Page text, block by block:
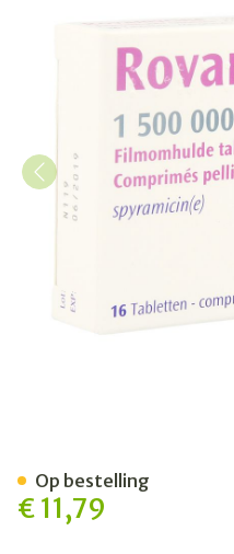
€ 11,79
Op bestelling